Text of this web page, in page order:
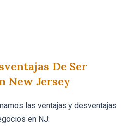
De Ser
New Jersey
las ventajas y desventajas
en NJ: